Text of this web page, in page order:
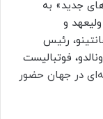
جدید» به
و
رئیس
فوتبالیست
در جهان حضور